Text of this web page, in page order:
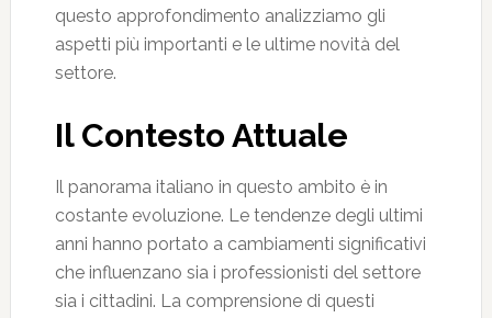
questo approfondimento analizziamo gli
aspetti più importanti e le ultime novità del
settore.
Il Contesto Attuale
Il panorama italiano in questo ambito è in
costante evoluzione. Le tendenze degli ultimi
anni hanno portato a cambiamenti significativi
che influenzano sia i professionisti del settore
sia i cittadini. La comprensione di questi